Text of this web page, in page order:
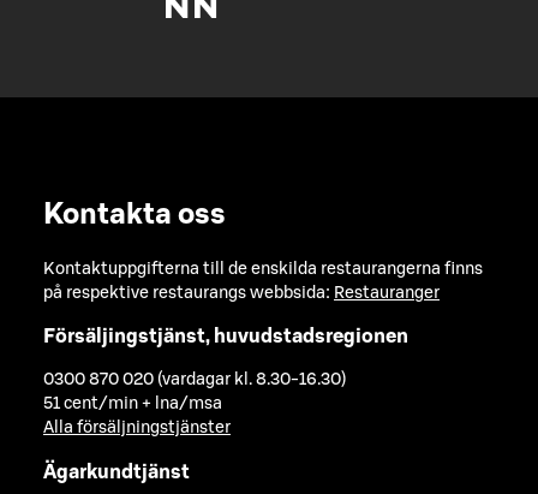
Kontakta oss
Kontaktuppgifterna till de enskilda restaurangerna finns
på respektive restaurangs webbsida: Restauranger
Försäljingstjänst, huvudstadsregionen
0300 870 020 (vardagar kl. 8.30-16.30)
51 cent/min + lna/msa
Alla försäljningstjänster
Ägarkundtjänst